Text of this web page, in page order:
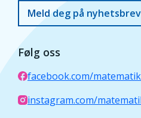
Meld deg på nyhetsbrev
Følg oss
facebook.com/
instagram.com/